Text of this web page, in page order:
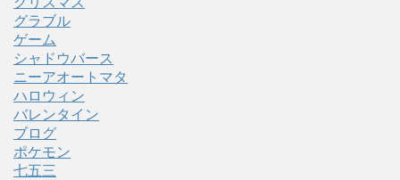
グラブル
ゲーム
シャドウバース
ニーアオートマタ
ハロウィン
バレンタイン
ブログ
ポケモン
七五三